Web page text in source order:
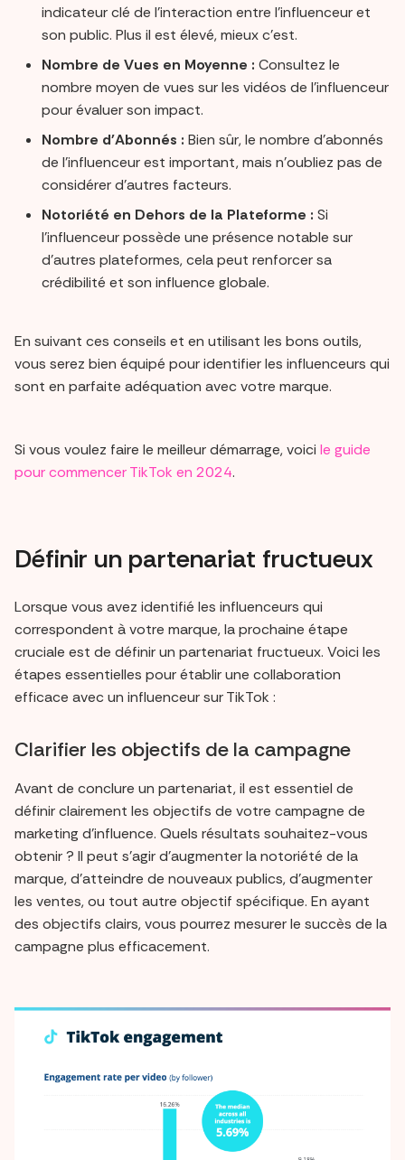
indicateur clé de l'interaction entre l'influenceur et
son public. Plus il est élevé, mieux c'est.
Nombre de Vues en Moyenne : Consultez le
nombre moyen de vues sur les vidéos de l'influenceur
pour évaluer son impact.
Nombre d'Abonnés : Bien sûr, le nombre d'abonnés
de l'influenceur est important, mais n'oubliez pas de
considérer d'autres facteurs.
Notoriété en Dehors de la Plateforme : Si
l'influenceur possède une présence notable sur
d'autres plateformes, cela peut renforcer sa
crédibilité et son influence globale.
En suivant ces conseils et en utilisant les bons outils,
vous serez bien équipé pour identifier les influenceurs qui
sont en parfaite adéquation avec votre marque.
Si vous voulez faire le meilleur démarrage, voici le guide
pour commencer TikTok en 2024.
Définir un partenariat fructueux
Lorsque vous avez identifié les influenceurs qui
correspondent à votre marque, la prochaine étape
cruciale est de définir un partenariat fructueux. Voici les
étapes essentielles pour établir une collaboration
efficace avec un influenceur sur TikTok :
Clarifier les objectifs de la campagne
Avant de conclure un partenariat, il est essentiel de
définir clairement les objectifs de votre campagne de
marketing d'influence. Quels résultats souhaitez-vous
obtenir ? Il peut s'agir d'augmenter la notoriété de la
marque, d'atteindre de nouveaux publics, d'augmenter
les ventes, ou tout autre objectif spécifique. En ayant
des objectifs clairs, vous pourrez mesurer le succès de la
campagne plus efficacement.